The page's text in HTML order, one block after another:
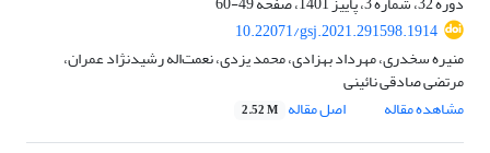
10.22071/gsj.2021.291598.1914
منیره سخدری، مهرداد بهزادی، محمد یزدی، نعمت‌اله رشیدنژاد عمران،
مرتضی صادقی نائینی
مشاهده مقاله
اصل مقاله 2.52 M